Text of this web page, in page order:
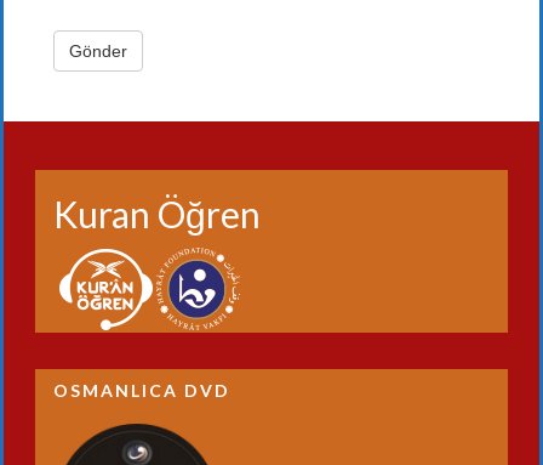
Kuran Öğren
OSMANLICA DVD